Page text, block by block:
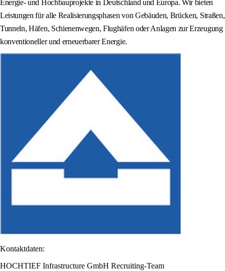
Energie- und Hochbauprojekte in Deutschland und Europa. Wir bieten
Leistungen für alle Realisierungsphasen von Gebäuden, Brücken, Straßen,
Tunneln, Häfen, Schienenwegen, Flughäfen oder Anlagen zur Erzeugung
konventioneller und erneuerbarer Energie.
Kontaktdaten:
HOCHTIEF Infrastructure GmbH Recruiting-Team